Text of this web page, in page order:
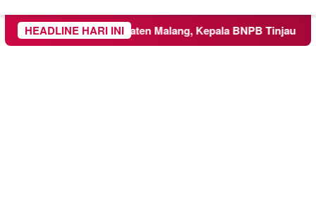
HEADLINE HARI INI
Kabupaten Malang, Kepala BNPB Tinjau Langsung